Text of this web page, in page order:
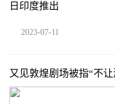
日印度推出
2023-07-11
又见敦煌剧场被指“不
官方再回应